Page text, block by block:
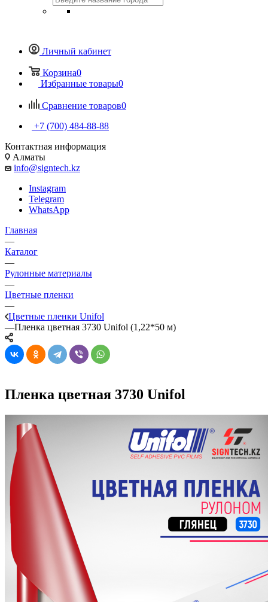
Личный кабинет
Корзина0
Избранные товары0
Сравнение товаров0
+7 (700) 484-88-88
Контактная информация
Алматы
info@signtech.kz
Instagram
Telegram
WhatsApp
Главная
—
Каталог
—
Рулонные материалы
—
Цветные пленки
—
Цветные пленки Unifol
—Пленка цветная 3730 Unifol (1,22*50 м)
Пленка цветная 3730 Unifol